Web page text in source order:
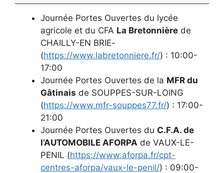
Journée Portes Ouvertes du lycée
agricole et du CFA La Bretonnière de
CHAILLY-EN BRIE-
(https://www.labretonniere.fr/) : 10:00-
17:00
Journée Portes Ouvertes de la MFR du
Gâtinais de SOUPPES-SUR-LOING
(https://www.mfr-souppes77.fr/) : 17:00-
21:00
Journée Portes Ouvertes du C.F.A. de
l’AUTOMOBILE AFORPA de VAUX-LE-
PENIL (https://www.aforpa.fr/cpt-
centres-aforpa/vaux-le-penil/) : 09:00-